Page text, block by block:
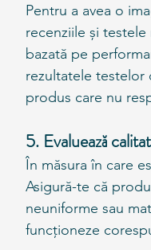
Pentru a avea o
recenziile și
bazată pe
rezultatele testelor
produs care nu
5. Evaluează
În măsura în care
Asigură-te că
neuniforme sau
funcționeze